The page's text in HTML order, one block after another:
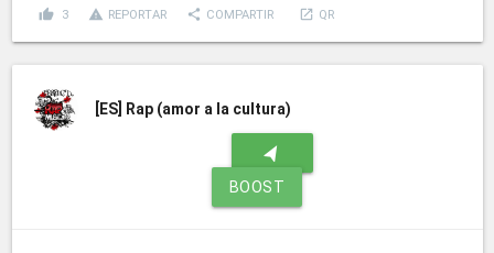
thumb_up 3 report_problem REPORTAR share COMPARTIR launch QR
[ES] Rap (amor a la cultura)
navigation
BOOST